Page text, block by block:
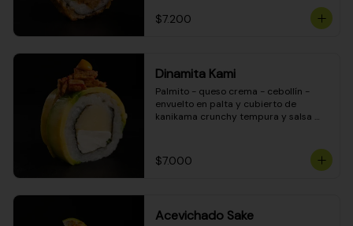
$7.200
Dinamita Kami
Palmito - queso crema - cebollín -
envuelto en palta y cubierto de
kanikama crunchy tempura y salsa
$7.000
Acevichado Sake